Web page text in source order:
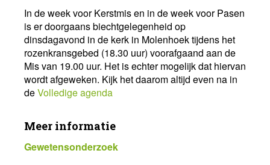
In de week voor Kerstmis en in de week voor Pasen
is er doorgaans biechtgelegenheid op
dinsdagavond in de kerk in Molenhoek tijdens het
rozenkransgebed (18.30 uur) voorafgaand aan de
Mis van 19.00 uur. Het is echter mogelijk dat hiervan
wordt afgeweken. Kijk het daarom altijd even na in
deVolledige agenda
Meer informatie
Gewetensonderzoek